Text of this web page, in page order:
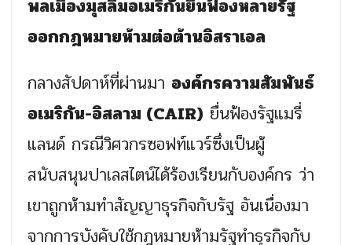
พลเมืองมุสลิมอเมริกันยื่นฟ้องหลายรัฐ
ออกกฎหมายห้ามต่อต้านอิสราเอล
กลางสัปดาห์ที่ผ่านมา องค์กรความสัมพันธ์
อเมริกัน-อิสลาม (CAIR) ยื่นฟ้องรัฐแมรี่
แลนด์ กรณีวิศวกรซอฟท์แวร์ซึ่งเป็นผู้
สนับสนุนปาเลสไตน์ได้ร้องเรียนกับองค์กร ว่า
เขาถูกห้ามทำสัญญาธุรกิจกับรัฐ อันเนื่องมา
จากการบังคับใช้กฎหมายห้ามรัฐทำธุรกิจกับ